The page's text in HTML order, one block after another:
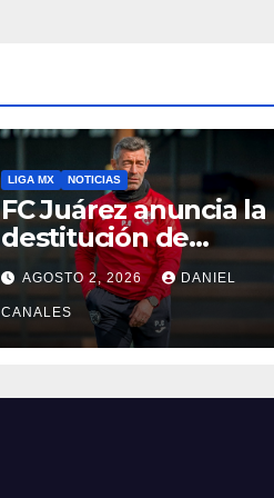
LIGA MX NOTICIAS
FC Juárez anuncia la
destitución de
Pedro Caixinha
AGOSTO 2, 2026 DANIEL
CANALES